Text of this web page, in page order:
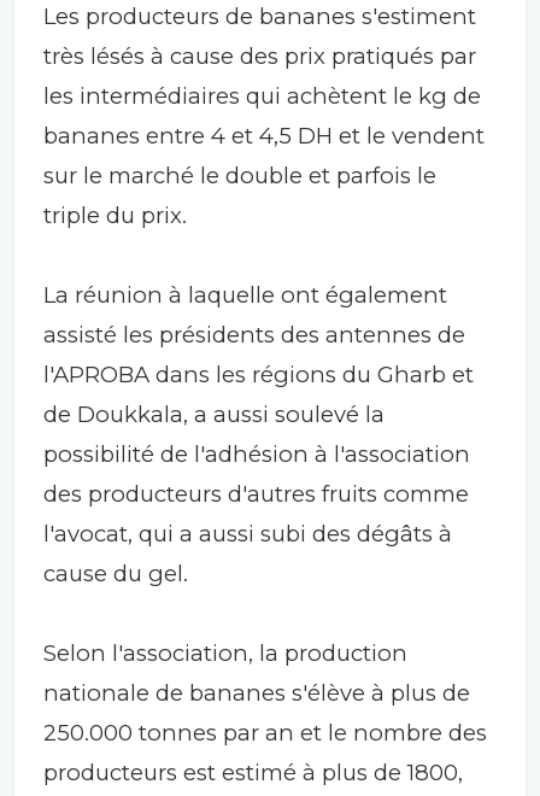
Les producteurs de bananes s'estiment
très lésés à cause des prix pratiqués par
les intermédiaires qui achètent le kg de
bananes entre 4 et 4,5 DH et le vendent
sur le marché le double et parfois le
triple du prix.
La réunion à laquelle ont également
assisté les présidents des antennes de
l'APROBA dans les régions du Gharb et
de Doukkala, a aussi soulevé la
possibilité de l'adhésion à l'association
des producteurs d'autres fruits comme
l'avocat, qui a aussi subi des dégâts à
cause du gel.
Selon l'association, la production
nationale de bananes s'élève à plus de
250.000 tonnes par an et le nombre des
producteurs est estimé à plus de 1800,